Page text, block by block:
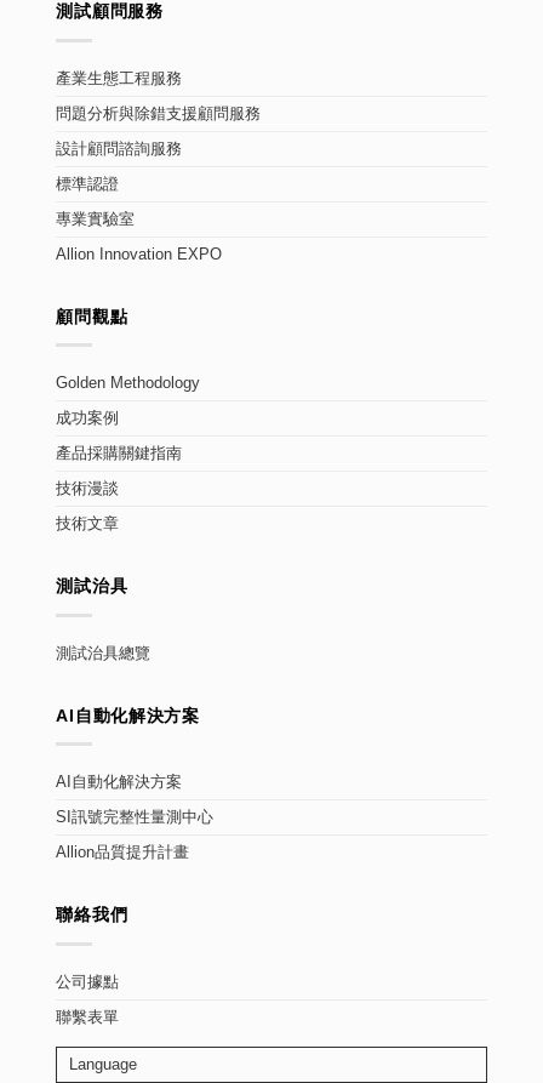
測試顧問服務
產業生態工程服務
問題分析與除錯支援顧問服務
設計顧問諮詢服務
標準認證
專業實驗室
Allion Innovation EXPO
顧問觀點
Golden Methodology
成功案例
產品採購關鍵指南
技術漫談
技術文章
測試治具
測試治具總覽
AI自動化解決方案
AI自動化解決方案
SI訊號完整性量測中心
Allion品質提升計畫
聯絡我們
公司據點
聯繫表單
Language